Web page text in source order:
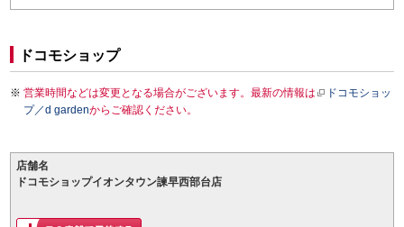
ドコモショップ
営業時間などは変更となる場合がございます。最新の情報は
ドコモショッ
プ／d gardenからご確認ください。
店舗名
ドコモショップイオンタウン諫早西部台店